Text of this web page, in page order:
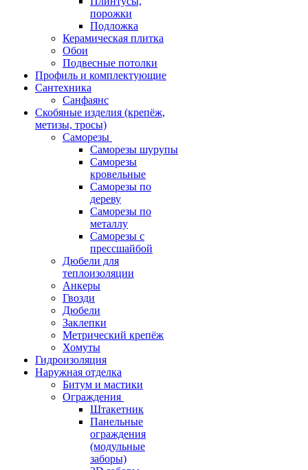
порожки
Подложка
Керамическая плитка
Обои
Подвесные потолки
Профиль и комплектующие
Сантехника
Санфаянс
Скобяные изделия (крепёж,
метизы, тросы)
Саморезы
Саморезы шурупы
Саморезы
кровельные
Саморезы по
дереву
Саморезы по
металлу
Саморезы с
прессшайбой
Дюбели для
теплоизоляции
Анкеры
Гвозди
Дюбели
Заклепки
Метрический крепёж
Хомуты
Гидроизоляция
Наружная отделка
Битум и мастики
Ограждения
Штакетник
Панельные
ограждения
(модульные
заборы)